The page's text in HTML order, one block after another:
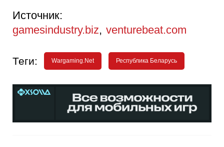
Источник:
gamesindustry.biz, venturebeat.com
Теги: Wargaming.Net Республика Беларусь